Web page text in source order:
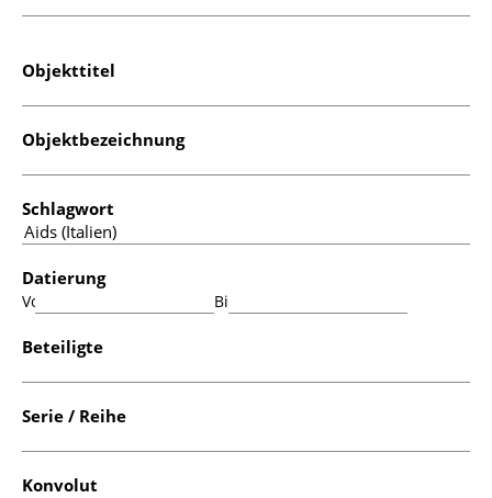
Objekttitel
Objektbezeichnung
Schlagwort
Datierung
Von: Bis:
Beteiligte
Serie / Reihe
Konvolut